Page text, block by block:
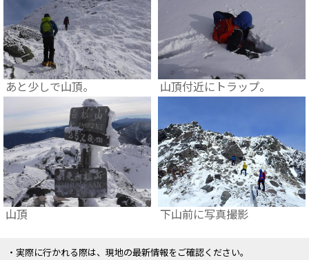
あと少しで山頂。 山頂付近にトラップ。
山頂 下山前に写真撮影
・実際に行かれる際は、現地の最新情報をご確認ください。